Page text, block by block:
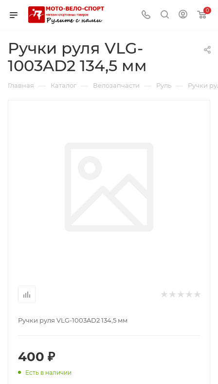
0
Ручки руля VLG-
1003AD2 134,5 мм
Главная — Каталог — Велозапчасти — Руль — Ручки
Ручки руля VLG-1003AD2 134,5 мм
400 ₽
Есть в наличии